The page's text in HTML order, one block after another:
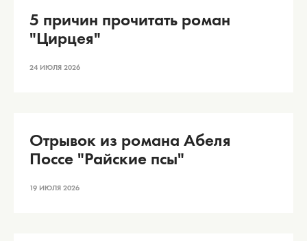
5 причин прочитать роман
"Цирцея"
24 ИЮЛЯ 2026
Отрывок из романа Абеля
Поссе "Райские псы"
19 ИЮЛЯ 2026